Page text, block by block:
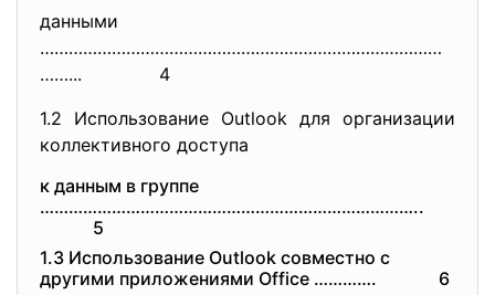
данными
…………………………………………………………………………
……... 4
1.2 Использование Outlook для организации
коллективного доступа
к данным в группе
……………………………………………………………………..
5
1.3 Использование Outlook совместно с
другими приложениями Office …………. 6